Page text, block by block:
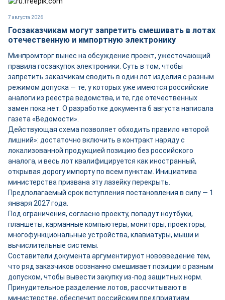
7 августа 2026
Госзаказчикам могут запретить смешивать в лотах
отечественную и импортную электронику
Минпромторг вынес на обсуждение проект, ужесточающий
правила госзакупок электроники. Суть в том, чтобы
запретить заказчикам сводить в один лот изделия с разным
режимом допуска — те, у которых уже имеются российские
аналоги из реестра ведомства, и те, где отечественных
замен пока нет. О разработке документа 6 августа написала
газета «Ведомости».
Действующая схема позволяет обходить правило «второй
лишний»: достаточно включить в контракт наряду с
локализованной продукцией позицию без российского
аналога, и весь лот квалифицируется как иностранный,
открывая дорогу импорту по всем пунктам. Инициатива
министерства призвана эту лазейку перекрыть.
Предполагаемый срок вступления постановления в силу — 1
января 2027 года.
Под ограничения, согласно проекту, попадут ноутбуки,
планшеты, карманные компьютеры, мониторы, проекторы,
многофункциональные устройства, клавиатуры, мыши и
вычислительные системы.
Составители документа аргументируют нововведение тем,
что ряд заказчиков осознанно смешивает позиции с разным
допуском, чтобы вывести закупку из-под защитных норм.
Принудительное разделение лотов, рассчитывают в
министерстве, обеспечит российским предприятиям